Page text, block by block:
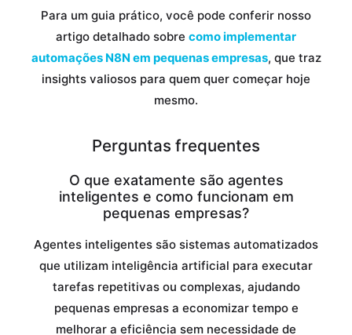
Para um guia prático, você pode conferir nosso
artigo detalhado sobre como implementar
automações N8N em pequenas empresas, que traz
insights valiosos para quem quer começar hoje
mesmo.
Perguntas frequentes
O que exatamente são agentes
inteligentes e como funcionam em
pequenas empresas?
Agentes inteligentes são sistemas automatizados
que utilizam inteligência artificial para executar
tarefas repetitivas ou complexas, ajudando
pequenas empresas a economizar tempo e
melhorar a eficiência sem necessidade de